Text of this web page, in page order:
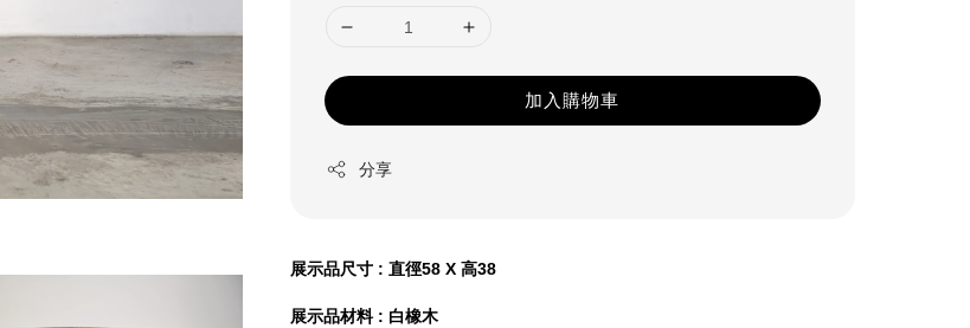
加入購物車
分享
展示品尺寸 : 直徑58 X 高38
展示品材料 : 白橡木